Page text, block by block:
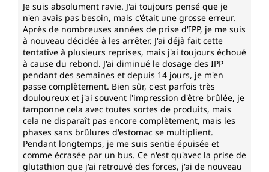
Je suis absolument ravie. J'ai toujours pensé que je
n'en avais pas besoin, mais c'était une grosse erreur.
Après de nombreuses années de prise d'IPP, je me suis
à nouveau décidée à les arrêter. J'ai déjà fait cette
tentative à plusieurs reprises, mais j'ai toujours échoué
à cause du rebond. J'ai diminué le dosage des IPP
pendant des semaines et depuis 14 jours, je m'en
passe complètement. Bien sûr, c'est parfois très
douloureux et j'ai souvent l'impression d'être brûlée, je
tamponne cela avec toutes sortes de produits, mais
cela ne disparaît pas encore complètement, mais les
phases sans brûlures d'estomac se multiplient.
Pendant longtemps, je me suis sentie épuisée et
comme écrasée par un bus. Ce n'est qu'avec la prise de
glutathion que j'ai retrouvé des forces, j'ai de nouveau